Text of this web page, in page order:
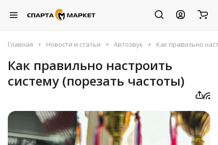
Главная Новости и статьи Автозвук Как правильно
Как правильно настроить
систему (порезать частоты)